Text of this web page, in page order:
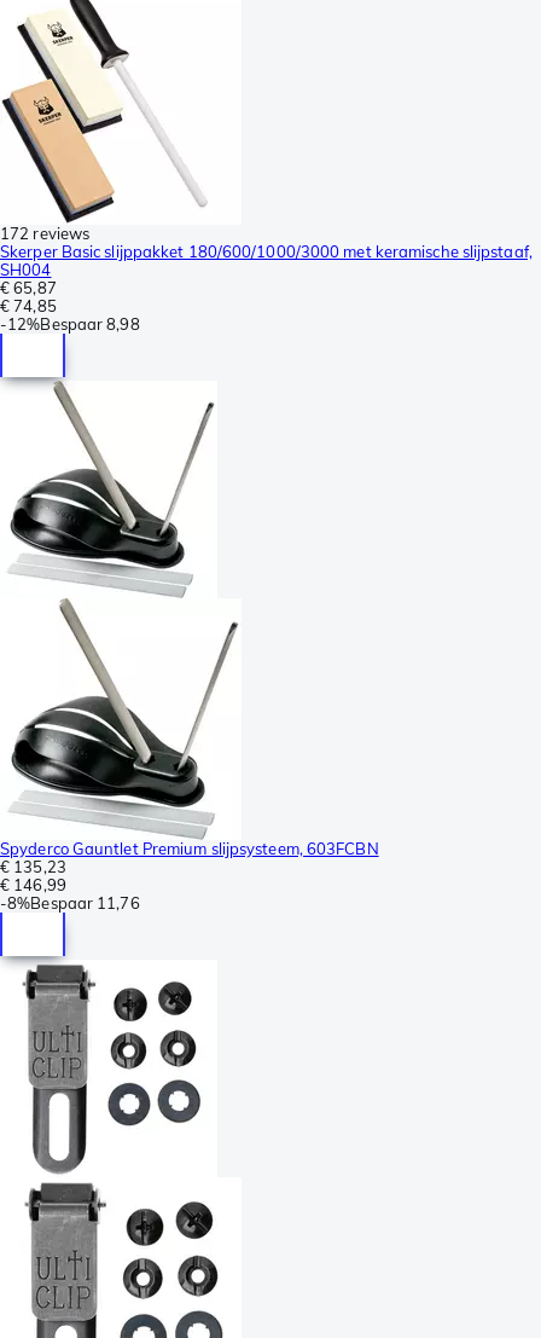
172 reviews
Skerper Basic slijppakket 180/600/1000/3000 met keramische slijpstaaf,
SH004
€ 65,87
€ 74,85
-12%Bespaar 8,98
Spyderco Gauntlet Premium slijpsysteem, 603FCBN
€ 135,23
€ 146,99
-8%Bespaar 11,76